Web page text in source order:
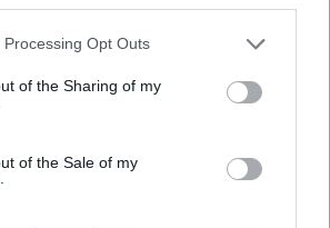
Opt Outs
of the Sharing of my
of the Sale of my
γυναίκα. Κλήθηκε το
ήδη αργά.
ekriti, η 59χρονη
προβλήματα υγείας και